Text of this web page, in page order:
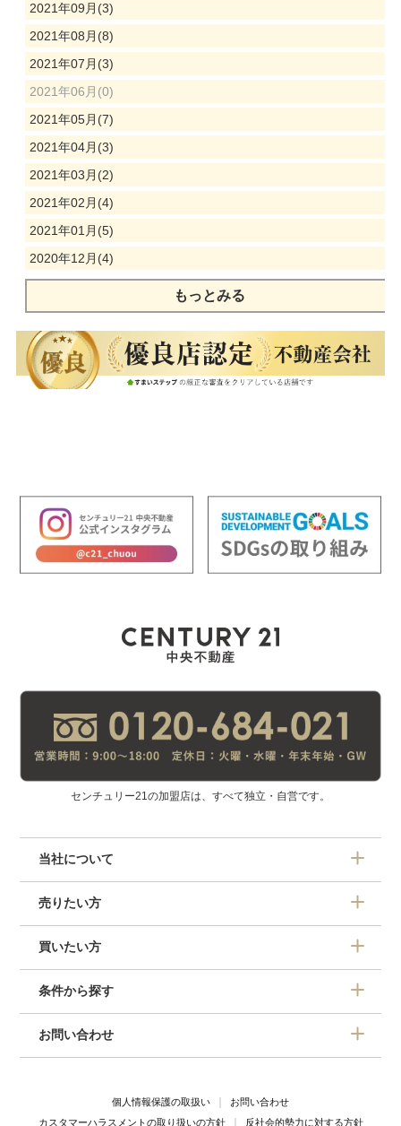
2021年09月(3)
2021年08月(8)
2021年07月(3)
2021年06月(0)
2021年05月(7)
2021年04月(3)
2021年03月(2)
2021年02月(4)
2021年01月(5)
2020年12月(4)
もっとみる
センチュリー21の加盟店は、すべて独立・自営です。
当社について
売りたい方
買いたい方
条件から探す
お問い合わせ
個人情報保護の取扱い
お問い合わせ
カスタマーハラスメントの取り扱いの方針
反社会的勢力に対する方針